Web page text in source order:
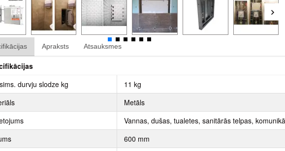
Apraksts Atsauksmes
durvju slodze kg
11 kg
Metāls
Vannas, dušas, tualetes, sanitārās telpas,
600 mm